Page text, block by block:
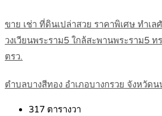
ขาย เช่า ที่ดินเปล่าสวย ราคาพิเศษ ทําเล
วงเวียนพระราม5 ใกล้สะพานพระราม5
ตรว.
ตำบลบางสีทอง อำเภอบางกรวย จังหวัด
317 ตารางวา